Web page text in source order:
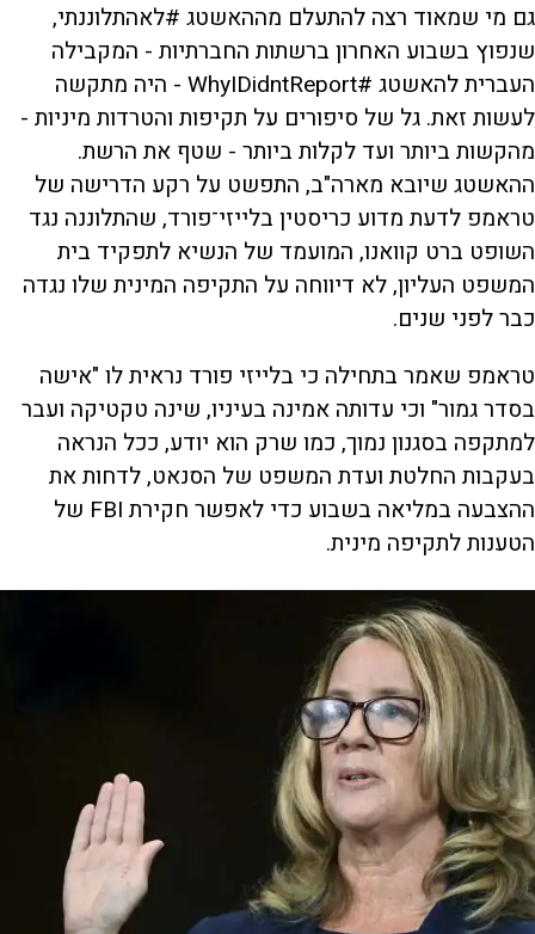
גם מי שמאוד רצה להתעלם מההאשטג #לאהתלוננתי,
שנפוץ בשבוע האחרון ברשתות החברתיות - המקבילה
העברית להאשטג #WhyIDidntReport - היה מתקשה
לעשות זאת. גל של סיפורים על תקיפות והטרדות מיניות -
מהקשות ביותר ועד לקלות ביותר - שטף את הרשת.
ההאשטג שיובא מארה"ב, התפשט על רקע הדרישה של
טראמפ לדעת מדוע כריסטין בלייזי־פורד, שהתלוננה נגד
השופט ברט קוואנו, המועמד של הנשיא לתפקיד בית
המשפט העליון, לא דיווחה על התקיפה המינית שלו נגדה
כבר לפני שנים.
טראמפ שאמר בתחילה כי בלייזי פורד נראית לו "אישה
בסדר גמור" וכי עדותה אמינה בעיניו, שינה טקטיקה ועבר
למתקפה בסגנון נמוך, כמו שרק הוא יודע, ככל הנראה
בעקבות החלטת ועדת המשפט של הסנאט, לדחות את
ההצבעה במליאה בשבוע כדי לאפשר חקירת FBI של
הטענות לתקיפה מינית.